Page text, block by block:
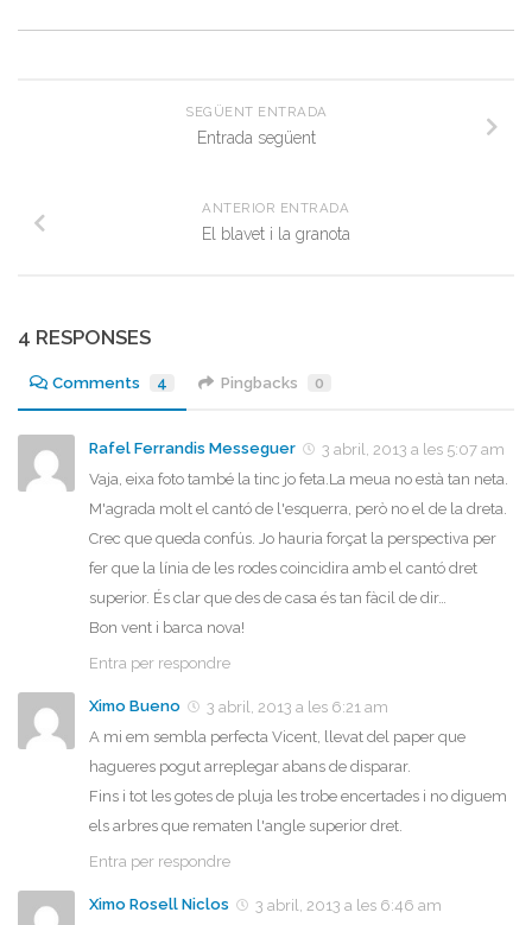
SEGÜENT ENTRADA
Entrada següent
ANTERIOR ENTRADA
El blavet i la granota
4 RESPONSES
Comments 4 Pingbacks 0
Rafel Ferrandis Messeguer
3 abril, 2013 a les 5:07 am
Vaja, eixa foto també la tinc jo feta.La meua no està tan neta.
M'agrada molt el cantó de l'esquerra, però no el de la dreta.
Crec que queda confús. Jo hauria forçat la perspectiva per
fer que la línia de les rodes coincidira amb el cantó dret
superior. És clar que des de casa és tan fàcil de dir…
Bon vent i barca nova!
Entra per respondre
Ximo Bueno
3 abril, 2013 a les 6:21 am
A mi em sembla perfecta Vicent, llevat del paper que
hagueres pogut arreplegar abans de disparar.
Fins i tot les gotes de pluja les trobe encertades i no diguem
els arbres que rematen l'angle superior dret.
Entra per respondre
Ximo Rosell Niclos
3 abril, 2013 a les 6:46 am